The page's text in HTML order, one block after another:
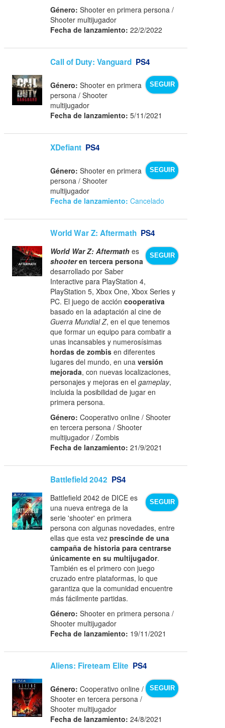
Género: Shooter en primera persona /
Shooter multijugador
Fecha de lanzamiento: 22/2/2022
Call of Duty: Vanguard PS4
SEGUIR
Género: Shooter en primera
persona / Shooter
multijugador
Fecha de lanzamiento: 5/11/2021
XDefiant PS4
SEGUIR
Género: Shooter en primera
persona / Shooter
multijugador
Fecha de lanzamiento: Cancelado
World War Z: Aftermath PS4
SEGUIR
World War Z: Aftermath es
shooteren tercera persona
desarrollado por Saber
Interactive para PlayStation 4,
PlayStation 5, Xbox One, Xbox Series y
PC. El juego de accióncooperativa
basado en la adaptación al cine de
Guerra Mundial Z, en el que tenemos
que formar un equipo para combatir a
unas incansables y numerosísimas
hordas de zombis en diferentes
lugares del mundo, en unaversión
mejorada, con nuevas localizaciones,
personajes y mejoras en elgameplay,
incluida la posibilidad de jugar en
primera persona.
Género: Cooperativo online / Shooter
en tercera persona / Shooter
multijugador / Zombis
Fecha de lanzamiento: 21/9/2021
Battlefield 2042 PS4
SEGUIR
Battlefield 2042 de DICE es
una nueva entrega de la
serie 'shooter' en primera
persona con algunas novedades, entre
ellas que esta vezprescinde de una
campaña de historia para centrarse
únicamente en su multijugador.
También es el primero con juego
cruzado entre plataformas, lo que
garantiza que la comunidad encuentre
más fácilmente partidas.
Género: Shooter en primera persona /
Shooter multijugador
Fecha de lanzamiento: 19/11/2021
Aliens: Fireteam Elite PS4
SEGUIR
Género: Cooperativo online /
Shooter en tercera persona /
Shooter multijugador
Fecha de lanzamiento: 24/8/2021